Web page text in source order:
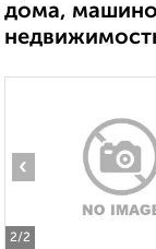
дома,
2/2
‹